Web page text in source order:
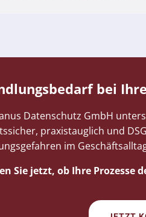
bei
Datenschutz GmbH
praxistauglich und
im
Sie jetzt, ob Ihre Prozesse